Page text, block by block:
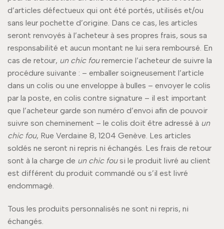
d’articles défectueux qui ont été portés, utilisés et/ou
sans leur pochette d’origine. Dans ce cas, les articles
seront renvoyés à l’acheteur à ses propres frais, sous sa
responsabilité et aucun montant ne lui sera remboursé. En
cas de retour, un chic fouremercie l’acheteur de suivre la
procédure suivante : – emballer soigneusement l’article
dans un colis ou une enveloppe à bulles – envoyer le colis
par la poste, en colis contre signature – il est important
que l’acheteur garde son numéro d’envoi afin de pouvoir
suivre son cheminement – le colis doit être adressé à un
chic fou, Rue Verdaine 8, 1204 Genève. Les articles
soldés ne seront ni repris ni échangés. Les frais de retour
sont à la charge de un chic fousi le produit livré au client
est différent du produit commandé ou s’il est livré
endommagé.
Tous les produits personnalisés ne sont ni repris, ni
échangés.